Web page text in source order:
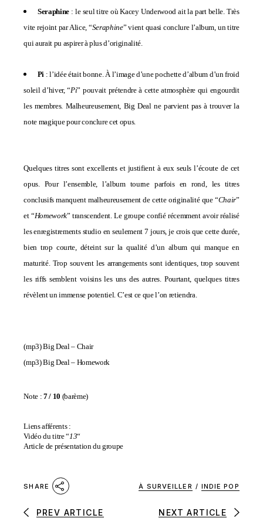
Seraphine: le seul titre oùKacey Underwood ait la part belle. Très
vite rejoint par Alice, “Seraphine” vient quasi conclure l’album, un titre
qui aurait pu aspirer à plus d’originalité.
Pi : l’idée était bonne. À l’image d’une pochette d’album d’un froid
soleil d’hiver, “Pi” pouvait prétendre à cette atmosphère qui engourdit
les membres. Malheureusement, Big Deal ne parvient pas à trouver la
note magique pour conclure cet opus.
Quelques titres sont excellents et justifient à eux seuls l’écoute de cet
opus. Pour l’ensemble, l’album tourne parfois en rond, les titres
conclusifs manquent malheureusement de cette originalité que “Chair”
et “Homework” transcendent. Le groupe confié récemment avoir réalisé
les enregistrements studio en seulement 7 jours, je crois que cette durée,
bien trop courte, déteint sur la qualité d’un album qui manque en
maturité. Trop souvent les arrangements sont identiques, trop souvent
les riffs semblent voisins les uns des autres. Pourtant, quelques titres
révèlent un immense potentiel. C’est ce que l’on retiendra.
(mp3)Big Deal – Chair
(mp3)Big Deal – Homework
Note : 7/ 10 (barème)
Liens afférents :
Vidéo du titre “13“
Article de présentation du groupe
SHARE À SURVEILLER / INDIE POP
PREV ARTICLE NEXT ARTICLE